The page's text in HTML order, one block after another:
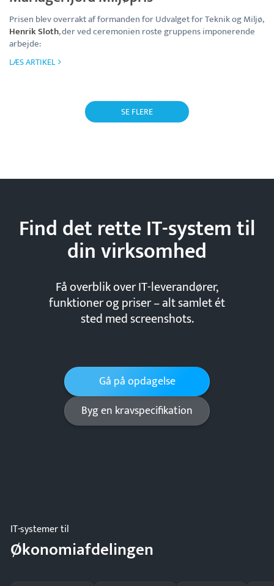
Prisen blev overrakt af formanden for Udvalget for Teknik og Miljø,
Henrik Sloth, der ved ceremonien roste gruppens imponerende
arbejde:
LÆS ARTIKEL
SE FLERE
Find det rette IT-system til
dinvirksomhed
Få overblik over IT-leverandører,
funktioner og priser – alt samlet ét
sted med screenshots.
Gå på opdagelse
Byg en kravspecifikation
IT-systemer til
Økonomiafdelingen